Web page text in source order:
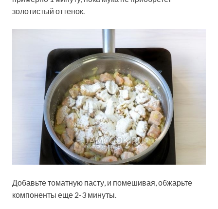
золотистый оттенок.
Добавьте томатную пасту, и помешивая, обжарьте
компоненты еще 2-3 минуты.